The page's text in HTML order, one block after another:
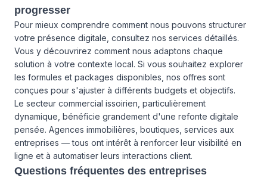
progresser
Pour mieux comprendre comment nous pouvons structurer
votre présence digitale, consultez nos services détaillés.
Vous y découvrirez comment nous adaptons chaque
solution à votre contexte local. Si vous souhaitez explorer
les formules et packages disponibles, nos offres sont
conçues pour s'ajuster à différents budgets et objectifs.
Le secteur commercial issoirien, particulièrement
dynamique, bénéficie grandement d'une refonte digitale
pensée. Agences immobilières, boutiques, services aux
entreprises — tous ont intérêt à renforcer leur visibilité en
ligne et à automatiser leurs interactions client.
Questions fréquentes des entreprises